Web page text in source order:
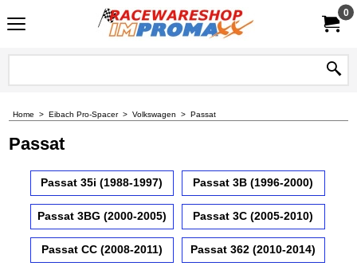
0
Home > Eibach Pro-Spacer> Volkswagen > Passat
Passat
Passat 35i (1988-1997) Passat 3B (1996-2000)
Passat 3BG (2000-2005) Passat 3C (2005-2010)
Passat CC (2008-2011) Passat 362 (2010-2014)